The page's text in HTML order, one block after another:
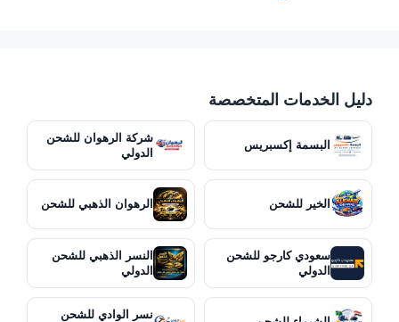
دليل الخدمات المتخصصة
البسمة إكسبريس
شركة الرهوان للشحن
الدولي
الخير للشحن الرهوان الذهبي للشحن
سعودي كارجو للشحن
الدولي
النسر الذهبي للشحن
الدولي
نسر الوادي للشحن